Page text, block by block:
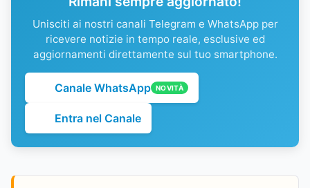
Unisciti ai nostri canali Telegram e WhatsApp per
ricevere notizie in tempo reale, esclusive ed
aggiornamenti direttamente sul tuo smartphone.
Canale WhatsApp NOVITÀ
Entra nel Canale